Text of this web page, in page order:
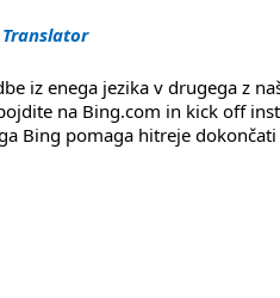
iz enega jezika v drugega z
na Bing.com in kick off
Bing pomaga hitreje
zdaj naprej Bing"